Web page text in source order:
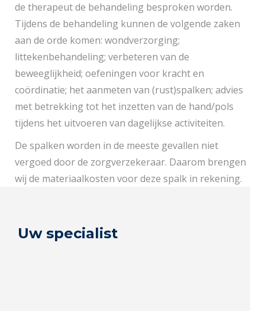
de therapeut de behandeling besproken worden.
Tijdens de behandeling kunnen de volgende zaken
aan de orde komen: wondverzorging;
littekenbehandeling; verbeteren van de
beweeglijkheid; oefeningen voor kracht en
coördinatie; het aanmeten van (rust)spalken; advies
met betrekking tot het inzetten van de hand/pols
tijdens het uitvoeren van dagelijkse activiteiten.
De spalken worden in de meeste gevallen niet
vergoed door de zorgverzekeraar. Daarom brengen
wij de materiaalkosten voor deze spalk in rekening.
Uw specialist